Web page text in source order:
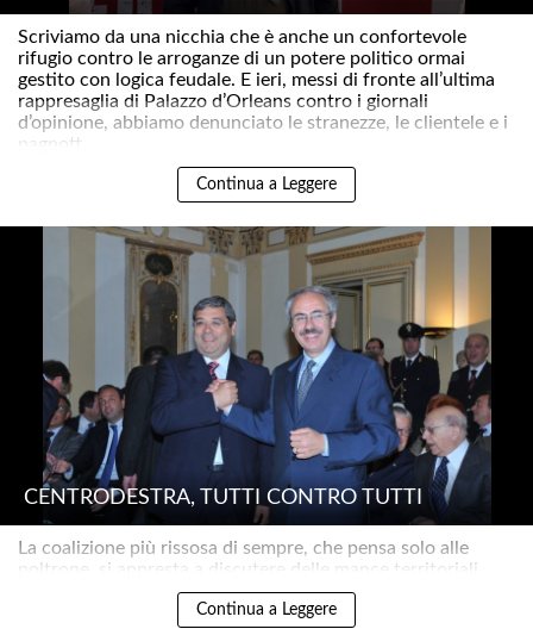
Scriviamo da una nicchia che è anche un confortevole
rifugio contro le arroganze di un potere politico ormai
gestito con logica feudale. E ieri, messi di fronte all’ultima
rappresaglia di Palazzo d’Orleans contro i giornali
d’opinione, abbiamo denunciato le stranezze, le clientele e i
pagnott..
Continua a Leggere
CENTRODESTRA, TUTTI CONTRO TUTTI
La coalizione più rissosa di sempre, che pensa solo alle
poltrone, si appresta a discutere delle mance territoriali..
Continua a Leggere